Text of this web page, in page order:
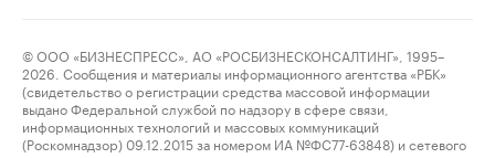
© ООО «БИЗНЕСПРЕСС», АО «РОСБИЗНЕСКОНСАЛТИНГ», 1995–
2026. Сообщения и материалы информационного агентства «РБК»
(свидетельство о регистрации средства массовой информации
выдано Федеральной службой по надзору в сфере связи,
информационных технологий и массовых коммуникаций
(Роскомнадзор) 09.12.2015 за номером ИА №ФС77-63848) и сетевого